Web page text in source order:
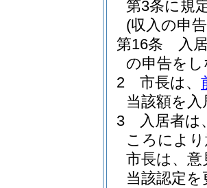
第3条に規
(収入の申
第16条
入
の申告を
2
市長は、
当該額を
3
入居者は
ころによ
市長は、
当該認定